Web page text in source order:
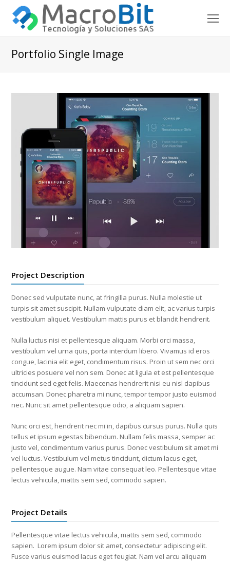
Portfolio Single Image
Project Description
Donec sed vulputate nunc, at fringilla purus. Nulla molestie ut
turpis sit amet suscipit. Nullam vulputate diam elit, ac varius turpis
vestibulum aliquet. Vestibulum mattis purus et blandit hendrerit.
Nulla luctus nisi et pellentesque aliquam. Morbi orci massa,
vestibulum vel urna quis, porta interdum libero. Vivamus id eros
congue, lacinia elit eget, condimentum risus. Proin ut sem nec orci
ultricies posuere vel non sem. Donec at ligula et est pellentesque
tincidunt sed eget felis. Maecenas hendrerit nisi eu nisl dapibus
accumsan. Donec pharetra mi nunc, tempor tempor justo euismod
nec. Nunc sit amet pellentesque odio, a aliquam sapien.
Nunc orci est, hendrerit nec mi in, dapibus cursus purus. Nulla quis
tellus et ipsum egestas bibendum. Nullam felis massa, semper ac
justo vel, condimentum varius purus. Donec vestibulum sit amet mi
vel luctus. Vestibulum vel metus tincidunt, dictum lacus eget,
pellentesque augue. Nam vitae consequat leo. Pellentesque vitae
lectus vehicula, mattis sem sed, commodo sapien.
Project Details
Pellentesque vitae lectus vehicula, mattis sem sed, commodo
sapien. Lorem ipsum dolor sit amet, consectetur adipiscing elit.
Fusce varius euismod lacus eget feugiat. Nam vel arcu aliquam